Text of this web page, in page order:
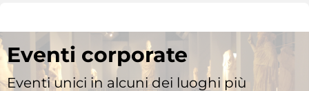
Eventi corporate
Eventi unici in alcuni dei luoghi più